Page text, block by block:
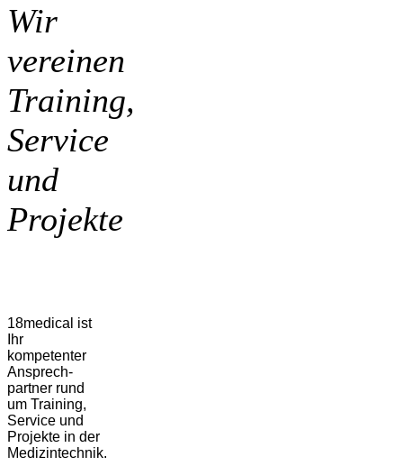
Wir
vereinen
Training,
Service
und
Projekte
18medical ist
Ihr
kompetenter
Ansprech-
partner rund
um Training,
Service und
Projekte in der
Medizintechnik.